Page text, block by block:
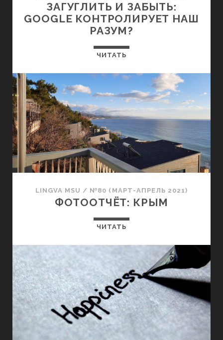
ЗАГУГЛИТЬ И ЗАБЫТЬ:
GOOGLE КОНТРОЛИРУЕТ НАШ
РАЗУМ?
ЧИТАТЬ
LINGVA MSU / №80 (МАРТ-АПРЕЛЬ 2021)
ФОТООТЧЁТ: КРЫМ
ЧИТАТЬ